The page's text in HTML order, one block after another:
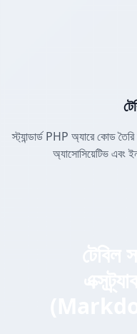
স্ট্যান্ডার্ড PHP অ্যারে কোড
অ্যাসোসিয়েটিভ এবং